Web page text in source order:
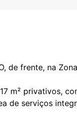
de frente, na
m² privativos,
de serviços